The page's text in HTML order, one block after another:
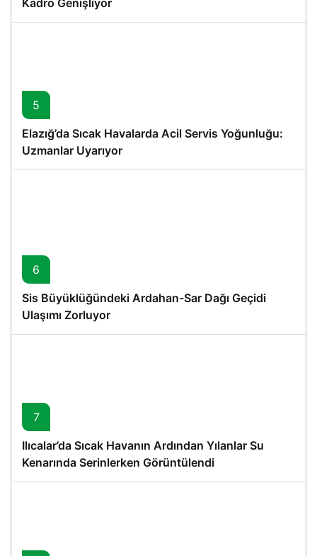
Kadro Genişliyor
5
Elazığ’da Sıcak Havalarda Acil Servis Yoğunluğu:
Uzmanlar Uyarıyor
6
Sis Büyüklüğündeki Ardahan-Sar Dağı Geçidi
Ulaşımı Zorluyor
7
Ilıcalar’da Sıcak Havanın Ardından Yılanlar Su
Kenarında Serinlerken Görüntülendi